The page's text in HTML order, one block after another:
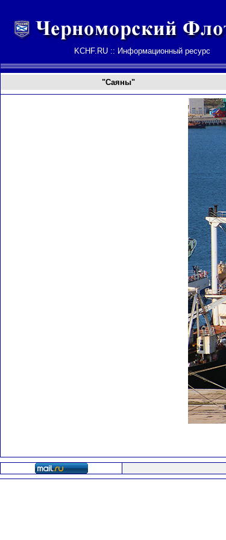
KCHF.RU :: Информационный ресурс
"Саяны"